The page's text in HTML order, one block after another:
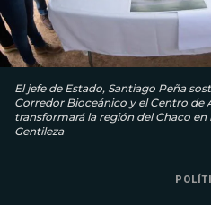
El jefe de Estado, Santiago Peña
Corredor Bioceánico y el Centro de
transformará la región del Chaco
Gentileza